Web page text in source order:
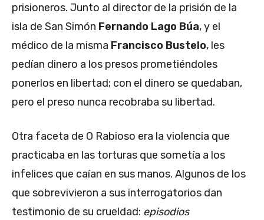
prisioneros. Junto al director de la prisión de la
isla de San Simón Fernando Lago Búa, y el
médico de la misma Francisco Bustelo, les
pedían dinero a los presos prometiéndoles
ponerlos en libertad; con el dinero se quedaban,
pero el preso nunca recobraba su libertad.
Otra faceta de O Rabioso era la violencia que
practicaba en las torturas que sometía a los
infelices que caían en sus manos. Algunos de los
que sobrevivieron a sus interrogatorios dan
testimonio de su crueldad: episodios